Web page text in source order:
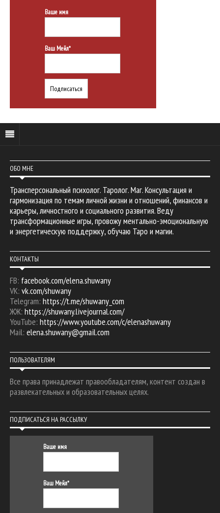
Ваше имя
Ваш Мейл*
ОБО МНЕ
Трансперсональный психолог. Таролог. Маг. Консультация и
гармонизация по темам личной жизни и отношений, финансов и
карьеры, личностного и социального развития. Веду
трансформационные игры, провожу ментально-эмоциональную
и энергетическую поддержку, обучаю Таро и магии.
КОНТАКТЫ
FB: facebook.com/elena.shuwany
VK: vk.com/shuwany
Telegram: https://t.me/shuwany_com
ЖЖ: https://shuwany.livejournal.com/
YouTube: https://www.youtube.com/c/elenashuwany
Mail: elena.shuwany@gmail.com
ПОЛЬЗОВАТЕЛЯМ
Все права принадлежат правообладателям, контент создан в
развлекательных и образовательных целях.
ПОДПИСАТЬСЯ НА РАССЫЛКУ
Ваше имя
Ваш Мейл*